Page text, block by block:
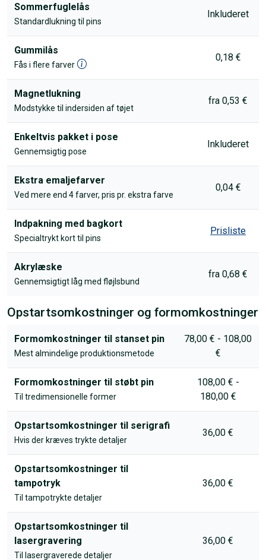
Sommerfuglelås
Standardlukning til pins
Inkluderet
Gummilås
Fås i flere farver
0,18 €
Magnetlukning
Modstykke til indersiden af tøjet
fra 0,53 €
Enkeltvis pakket i pose
Gennemsigtig pose
Inkluderet
Ekstra emaljefarver
Ved mere end 4 farver, pris pr. ekstra farve
0,04 €
Indpakning med bagkort
Specialtrykt kort til pins
Prisliste
Akrylæske
Gennemsigtigt låg med fløjlsbund
fra 0,68 €
Opstartsomkostninger og formomkostninger
Formomkostninger til stanset pin
Mest almindelige produktionsmetode
78,00 € - 108,00
€
Formomkostninger til støbt pin
Til tredimensionelle former
108,00 € -
180,00 €
Opstartsomkostninger til serigrafi
Hvis der kræves trykte detaljer
36,00 €
Opstartsomkostninger til
tampotryk
Til tampotrykte detaljer
36,00 €
Opstartsomkostninger til
lasergravering
Til lasergraverede detaljer
36,00 €